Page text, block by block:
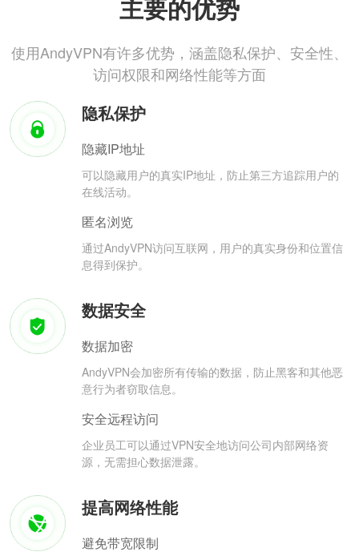
主要的优势
使用AndyVPN有许多优势，涵盖隐私保护、安全性、
访问权限和网络性能等方面
隐私保护
隐藏IP地址
可以隐藏用户的真实IP地址，防止第三方追踪用户的
在线活动。
匿名浏览
通过AndyVPN访问互联网，用户的真实身份和位置信
息得到保护。
数据安全
数据加密
AndyVPN会加密所有传输的数据，防止黑客和其他恶
意行为者窃取信息。
安全远程访问
企业员工可以通过VPN安全地访问公司内部网络资
源，无需担心数据泄露。
提高网络性能
避免带宽限制